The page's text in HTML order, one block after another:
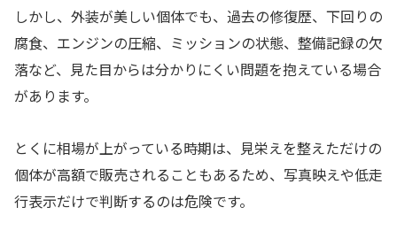
しかし、外装が美しい個体でも、過去の修復歴、下回りの
腐食、エンジンの圧縮、ミッションの状態、整備記録の欠
落など、見た目からは分かりにくい問題を抱えている場合
があります。
とくに相場が上がっている時期は、見栄えを整えただけの
個体が高額で販売されることもあるため、写真映えや低走
行表示だけで判断するのは危険です。